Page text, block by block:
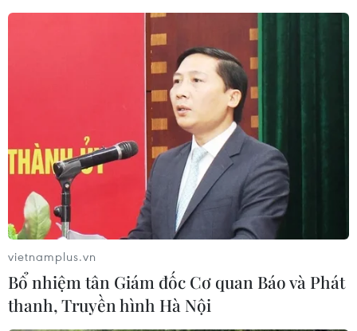
vietnamplus.vn
Bổ nhiệm tân Giám đốc Cơ quan Báo và Phát
thanh, Truyền hình Hà Nội